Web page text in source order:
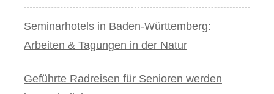
Seminarhotels in Baden-Württemberg:
Arbeiten & Tagungen in der Natur
Geführte Radreisen für Senioren werden